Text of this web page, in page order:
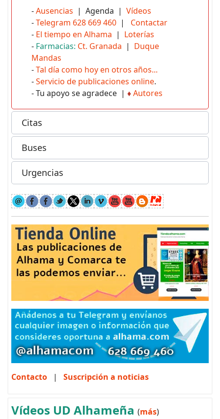
-Ausencias | Agenda | Vídeos
-Telegram 628 669 460 | Contactar
- El tiempo en Alhama | Loterías
- Farmacias: Ct. Granada | Duque
Mandas
-Tal día como hoy en otros años...
-Servicio de publicaciones online.
- Tu apoyo se agradece | ♦Autores
Citas
Buses
Urgencias
Contacto | Suscripción a noticias
Vídeos UD Alhameña (más)